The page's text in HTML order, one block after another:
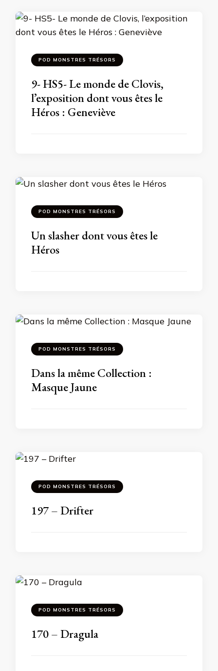
POD MONSTRES TRÉSORS
9- HS5- Le monde de Clovis,
l’exposition dont vous êtes le
Héros : Geneviève
POD MONSTRES TRÉSORS
Un slasher dont vous êtes le
Héros
POD MONSTRES TRÉSORS
Dans la même Collection :
Masque Jaune
POD MONSTRES TRÉSORS
197 – Drifter
POD MONSTRES TRÉSORS
170 – Dragula